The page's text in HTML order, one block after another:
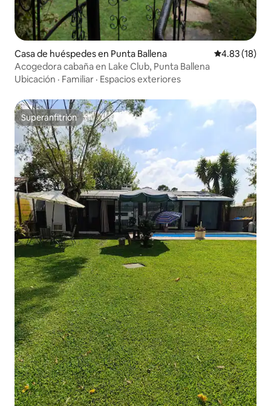
Casa de huéspedes en Punta Ballena Calificación
4.83 (18)
Acogedora cabaña en Lake Club, Punta Ballena
Ubicación · Familiar · Espacios exteriores
Superanfitrión
Superanfitrión